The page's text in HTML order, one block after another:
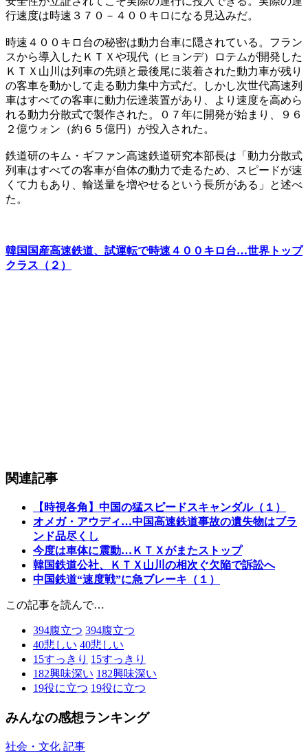
行速度は時速３７０－４００キロになる見込みだ。
時速４００キロ台の秘密は動力台車に隠されている。フラン
スから導入したＫＴＸや現代（ヒョンデ）ロテムが開発した
ＫＴＸ山川は列車の先頭と最後尾に装着された動力車が残り
の客車を動かして走る動力集中方式だ。しかし次世代高速列
車はすべての客車に動力伝達装置があり、より速度を高めら
れる動力分散式で製作された。０７年に開発が始まり、９６
２億ウォン（約６５億円）が投入された。
鉄道研のキム・ギファン高速鉄道研究本部長は「動力分散式
列車はすべての客車が自体の動力で走るため、スピードが速
くて力もあり、輸送量を増やせるという長所がある」と述べ
た。
韓国国産高速鉄道、試運転で時速４００キロ台…世界トップ
クラス（２）
関連記事
【時視各角】中国の猛スピードスキャンダル（１）
オメガ・アウディ…中国高速鉄道事故の遺失物はブラ
ンド品尽くし
今度は車体に震動…ＫＴＸがまたストップ
韓国鉄道公社、ＫＴＸ山川の相次ぐ欠陥で訴訟へ
中国鉄道“速度戦”に急ブレーキ（１）
この記事を読んで…
394腹立つ 394腹立つ
40悲しい 40悲しい
15すっきり 15すっきり
182興味深い 182興味深い
19役に立つ 19役に立つ
みんなの感想ランキング
社会・文化 記事